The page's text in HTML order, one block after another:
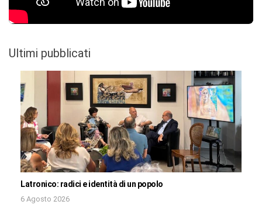
Ultimi pubblicati
Latronico: radici e identità di un popolo
6 Agosto 2026